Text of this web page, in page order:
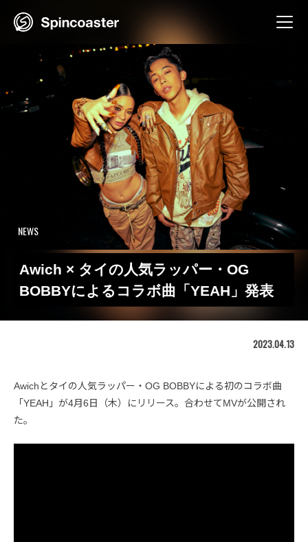
NEWS
Awich × タイの人気ラッパー・OG
BOBBYによるコラボ曲「YEAH」発表
2023.04.13
Awichとタイの人気ラッパー・OG BOBBYによる初のコラボ曲
「YEAH」が4月6日（木）にリリース。合わせてMVが公開され
た。